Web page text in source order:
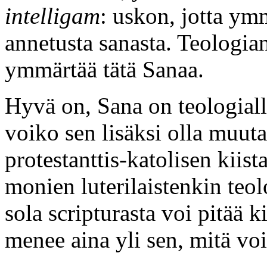
intelligam: uskon, jotta
annetusta sanasta.
ymmärtää tätä Sanaa.
Hyvä on, Sana on
voiko sen lisäksi olla
protestanttis-katolisen
monien luterilaistenkin
sola scripturasta voi pitää
menee aina yli sen, mitä